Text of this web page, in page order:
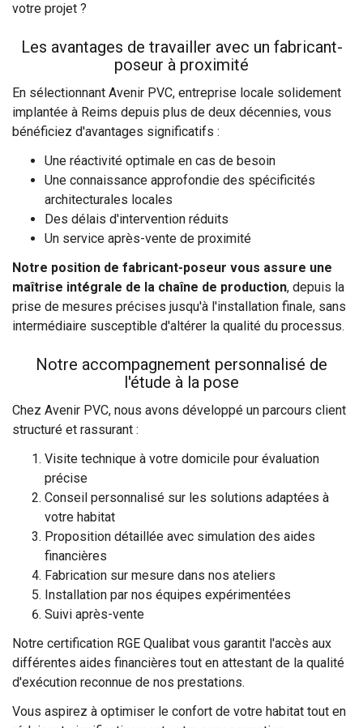
votre projet ?
Les avantages de travailler avec un fabricant-
poseur à proximité
En sélectionnant Avenir PVC, entreprise locale solidement
implantée à Reims depuis plus de deux décennies, vous
bénéficiez d'avantages significatifs :
Une réactivité optimale en cas de besoin
Une connaissance approfondie des spécificités
architecturales locales
Des délais d'intervention réduits
Un service après-vente de proximité
Notre position de fabricant-poseur vous assure une
maîtrise intégrale de la chaîne de production, depuis la
prise de mesures précises jusqu'à l'installation finale, sans
intermédiaire susceptible d'altérer la qualité du processus.
Notre accompagnement personnalisé de
l'étude à la pose
Chez Avenir PVC, nous avons développé un parcours client
structuré et rassurant :
Visite technique à votre domicile pour évaluation
précise
Conseil personnalisé sur les solutions adaptées à
votre habitat
Proposition détaillée avec simulation des aides
financières
Fabrication sur mesure dans nos ateliers
Installation par nos équipes expérimentées
Suivi après-vente
Notre certification RGE Qualibat vous garantit l'accès aux
différentes aides financières tout en attestant de la qualité
d'exécution reconnue de nos prestations.
Vous aspirez à optimiser le confort de votre habitat tout en